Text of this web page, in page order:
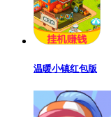
温暖小镇红包版